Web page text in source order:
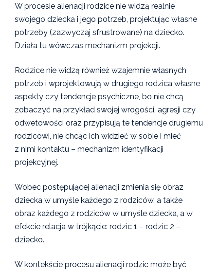
W procesie alienacji rodzice nie widzą realnie
swojego dziecka i jego potrzeb, projektując własne
potrzeby (zazwyczaj sfrustrowane) na dziecko.
Działa tu wówczas mechanizm projekcji.
Rodzice nie widzą również wzajemnie własnych
potrzeb i wprojektowują w drugiego rodzica własne
aspekty czy tendencje psychiczne, bo nie chcą
zobaczyć na przykład swojej wrogości, agresji czy
odwetowości oraz przypisują te tendencje drugiemu
rodzicowi, nie chcąc ich widzieć w sobie i mieć
z nimi kontaktu – mechanizm identyfikacji
projekcyjnej.
Wobec postępującej alienacji zmienia się obraz
dziecka w umyśle każdego z rodziców, a także
obraz każdego z rodziców w umyśle dziecka, a w
efekcie relacja w trójkącie: rodzic 1 – rodzic 2 –
dziecko.
W kontekście procesu alienacji rodzic może być